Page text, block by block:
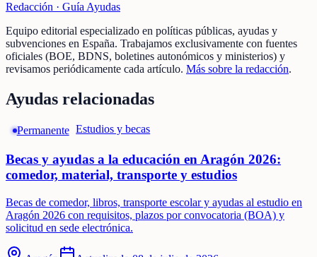
Redacción · Guía Ayudas
Equipo editorial especializado en políticas públicas, ayudas y
subvenciones en España. Trabajamos exclusivamente con fuentes
oficiales (BOE, BDNS, boletines autonómicos y ministerios) y
revisamos periódicamente cada artículo. Más sobre la redacción.
Ayudas relacionadas
Permanente Estudios y becas
Becas y ayudas a la educación en Aragón 2026:
comedor, material, transporte y estudios
Becas de comedor, libros, transporte escolar y ayudas al estudio en
Aragón 2026 con requisitos, plazos por convocatoria (BOA) y
solicitud en sede electrónica.